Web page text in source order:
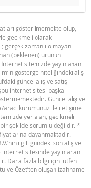
kadar düşüktü,
1
2
PDF
gösterilmemekte olup,
gecikmeli olarak
gerçek zamanlı olmayan
(beklenen) ürünün
sitemizde yayınlanan
gösterge niteliğindeki alış
güncel alış ve satış
internet sitesi başka
Güncel alış ve
aracı kurumunuz ile iletişime
yer alan, gecikmeli
şekilde sorumlu değildir. *
dayanmaktadır.
ilgili gündeki son alış ve
internet sitesinde yayınlanan
Daha fazla bilgi için lütfen
ve Özet’ten oluşan izahname